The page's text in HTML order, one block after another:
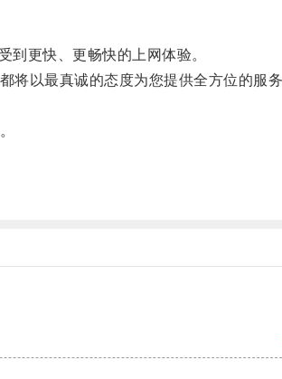
更快、更畅快的上网体验。
以最真诚的态度为您提供全方位的服务